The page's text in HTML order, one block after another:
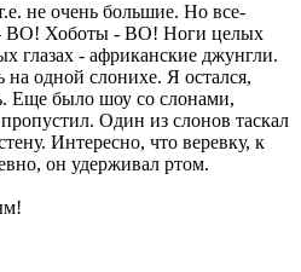
не очень большие. Но все-
- ВО! Хоботы - ВО! Ноги целых
глазах - африканские джунгли.
одной слонихе. Я остался,
Еще было шоу со слонами,
Один из слонов таскал
Интересно, что веревку, к
он удерживал ртом.